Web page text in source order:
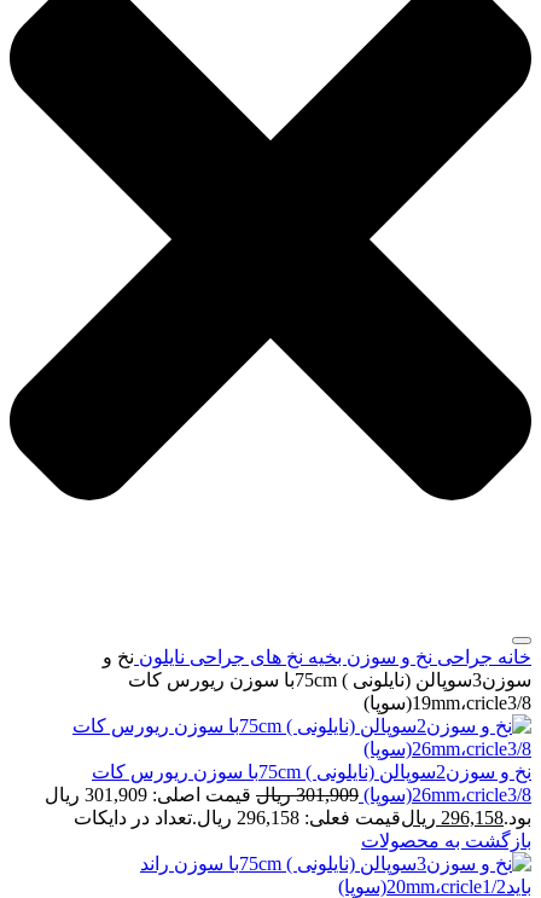
خانه جراحی نخ و سوزن بخیه نخ های جراحی نایلون نخ و
سوزن3سوپالن (نایلونی ) 75cmبا سوزن ریورس کات
19mm،cricle3/8(سوپا)
نخ و سوزن2سوپالن (نایلونی ) 75cmبا سوزن ریورس کات
26mm،cricle3/8(سوپا)
301,909 ریال
قیمت اصلی: 301,909 ریال
بود.296,158 ریالقیمت فعلی: 296,158 ریال.
تعداد در دایکات
بازگشت به محصولات